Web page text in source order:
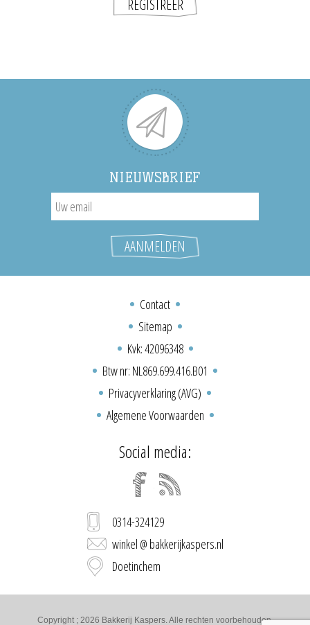
NIEUWSBRIEF
Contact
Sitemap
Kvk: 42096348
Btw nr: NL869.699.416.B01
Privacyverklaring (AVG)
Algemene Voorwaarden
Social media:
0314-324129
winkel @ bakkerijkaspers.nl
Doetinchem
Copyright ; 2026 Bakkerij Kaspers. Alle rechten voorbehouden.